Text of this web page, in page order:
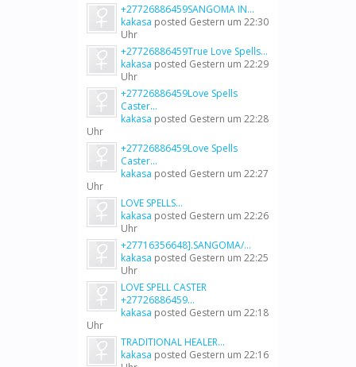
+27726886459SANGOMA IN...
kakasa posted Gestern um 22:30
Uhr
+27726886459True Love Spells...
kakasa posted Gestern um 22:29
Uhr
+27726886459Love Spells
Caster...
kakasa posted Gestern um 22:28
Uhr
+27726886459Love Spells
Caster...
kakasa posted Gestern um 22:27
Uhr
LOVE SPELLS...
kakasa posted Gestern um 22:26
Uhr
+27716356648].SANGOMA/...
kakasa posted Gestern um 22:25
Uhr
LOVE SPELL CASTER
+27726886459...
kakasa posted Gestern um 22:18
Uhr
TRADITIONAL HEALER...
kakasa posted Gestern um 22:16